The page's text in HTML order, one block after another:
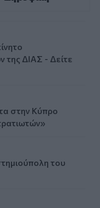
της ΔΙΑΣ - Δείτε
στην Κύπρο
του